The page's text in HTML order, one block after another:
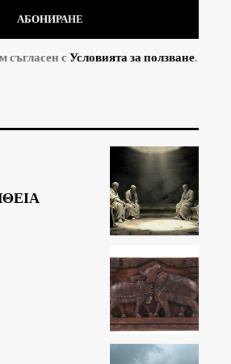
АБОНИРАНЕ
съгласен с Условията за ползване.